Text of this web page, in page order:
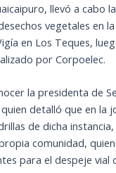
llevó a cabo
vegetales en
en Los Teques,
por Corpoelec.
la presidenta de
detalló que en la
de dicha
comunidad,
para el despeje vial